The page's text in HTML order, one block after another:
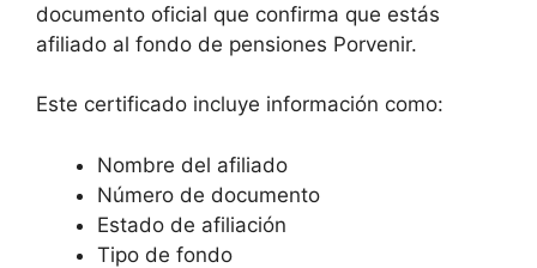
documento oficial que confirma que estás
afiliado al fondo de pensiones Porvenir.
Este certificado incluye información como:
Nombre del afiliado
Número de documento
Estado de afiliación
Tipo de fondo